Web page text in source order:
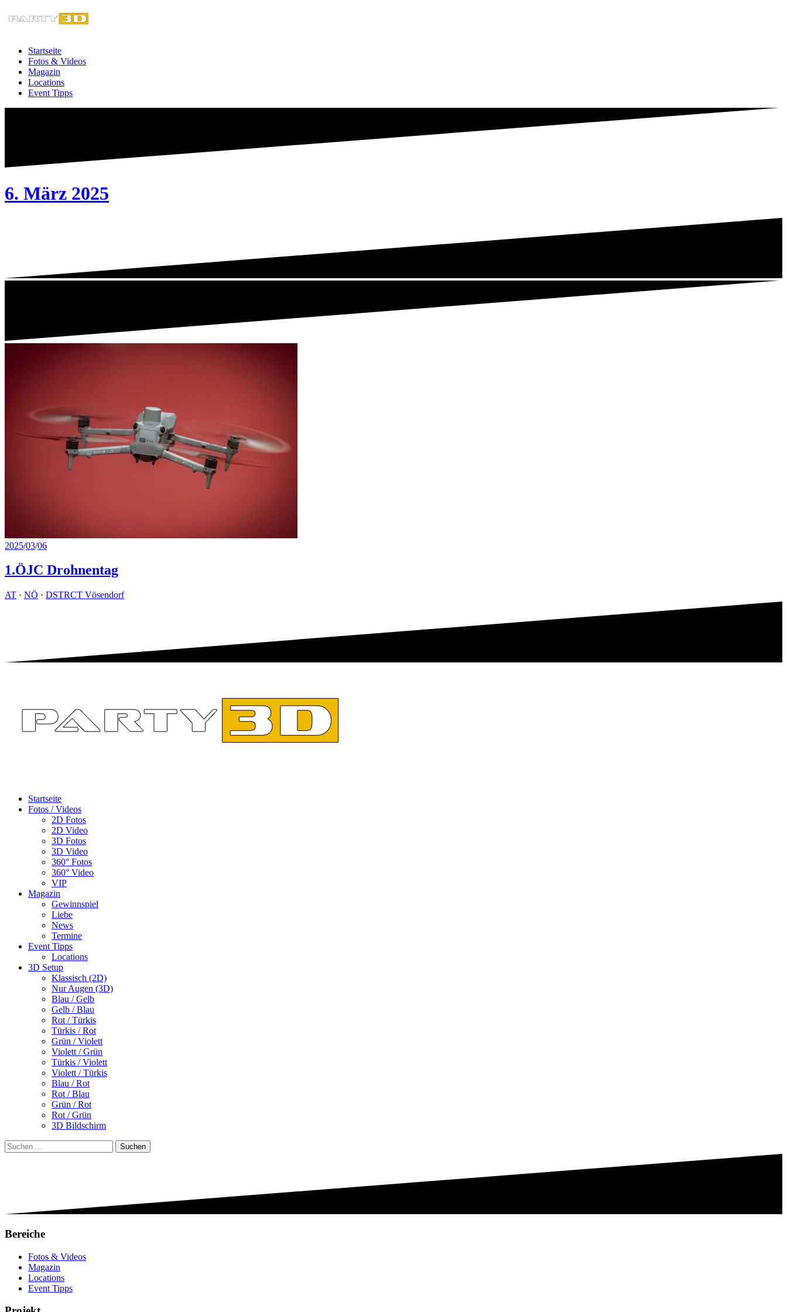
Inhalt
Startseite
Fotos & Videos
Magazin
Locations
Event Tipps
6. März 2025
2025/03/06
1.ÖJC Drohnentag
AT · NÖ · DSTRCT Vösendorf
Startseite
Fotos / Videos
2D Fotos
2D Video
3D Fotos
3D Video
360° Fotos
360° Video
VIP
Magazin
Gewinnspiel
Liebe
News
Termine
Event Tipps
Locations
3D Setup
Klassisch (2D)
Nur Augen (3D)
Blau / Gelb
Gelb / Blau
Rot / Türkis
Türkis / Rot
Grün / Violett
Violett / Grün
Türkis / Violett
Violett / Türkis
Blau / Rot
Rot / Blau
Grün / Rot
Rot / Grün
3D Bildschirm
Suchen
nach:
Bereiche
Fotos & Videos
Magazin
Locations
Event Tipps